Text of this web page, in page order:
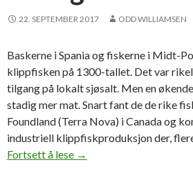
22. SEPTEMBER 2017 ODD WILLIAMSEN
Baskerne i Spania og fiskerne i Midt-
klippfisken på 1300-tallet. Det var
tilgang på lokalt sjøsalt. Men en
stadig mer mat. Snart fant de de rike
Foundland (Terra Nova) i Canada og
industriell klippfiskproduksjon der,
Fortsett å lese K
→